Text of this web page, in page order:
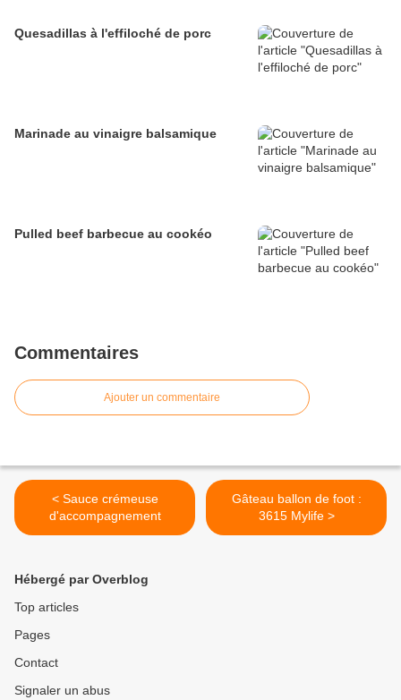
Quesadillas à l'effiloché de porc
Marinade au vinaigre balsamique
Pulled beef barbecue au cookéo
Commentaires
Ajouter un commentaire
< Sauce crémeuse
d'accompagnement
Gâteau ballon de foot :
3615 Mylife >
Hébergé par Overblog
Top articles
Pages
Contact
Signaler un abus